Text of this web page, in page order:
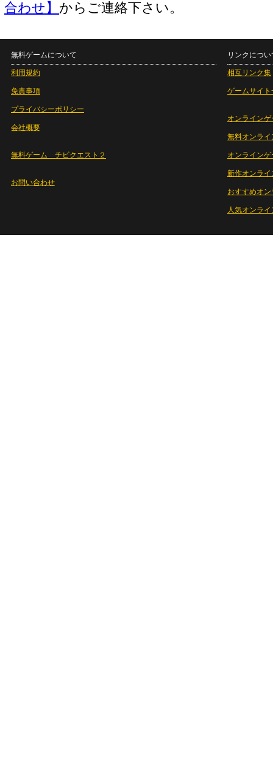
合わせ】 からご連絡下さい。
無料ゲームについて
利用規約
免責事項
プライバシーポリシー
会社概要
無料ゲーム チビクエスト２
お問い合わせ
リンクについ
相互リンク集
ゲームサイト
オンラインゲ
無料オンライ
オンライン
新作オンライ
おすすめオ
人気オンラ